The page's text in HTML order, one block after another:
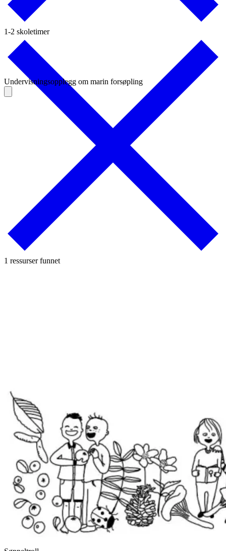
Undervisningsopplegg om marin forsøpling
1-2 skoletimer
1 ressurser funnet